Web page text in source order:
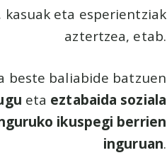
eta esperientziak
aztertzea, etab.
beste baliabide batzuen
eta eztabaida soziala
ikuspegi berrien
inguruan.